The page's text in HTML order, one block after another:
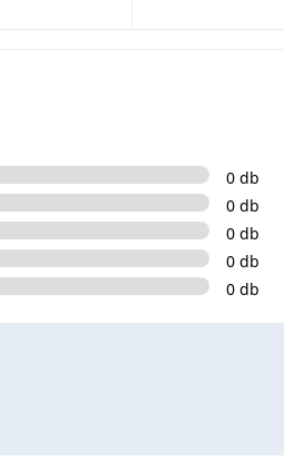
0 db
0 db
0 db
0 db
0 db